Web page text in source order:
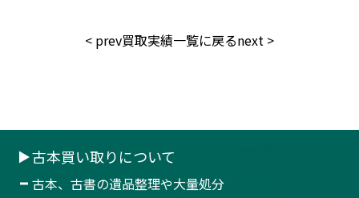
< prev買取実績一覧に戻るnext >
古本買い取りについて
古本、古書の遺品整理や大量処分